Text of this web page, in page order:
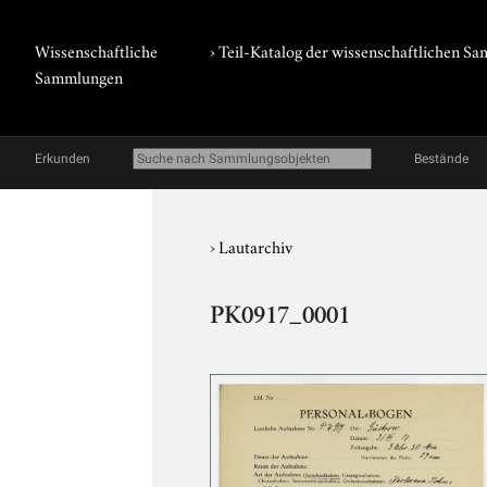
Wissenschaftliche
Sammlungen
› Teil-Katalog der wissenschaftlichen
Erkunden Bestände
›Lautarchiv
PK0917_0001